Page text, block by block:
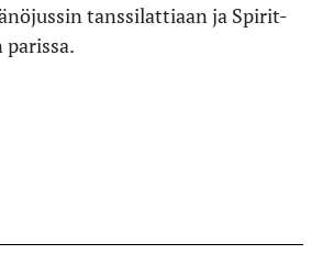
tanssilattiaan ja Spirit-